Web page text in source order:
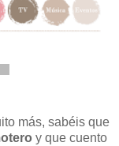
más, sabéis que
y que cuento